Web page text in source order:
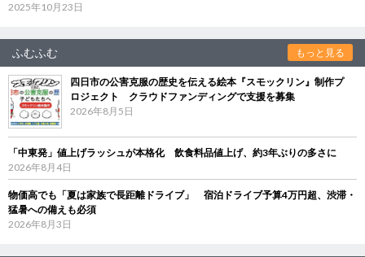
2025年10月23日
ふむふむ もっと見る
四日市の公害克服の歴史を伝える絵本『スモックリン』制作プ
ロジェクト クラウドファンディングで支援を募集
2026年8月5日
「中東発」値上げラッシュが本格化 飲食料品値上げ、約3年ぶりの多さに
2026年8月4日
物価高でも「夏は家族で長距離ドライブ」 宿泊ドライブ予算4万円超、渋滞・
猛暑への備えも必須
2026年8月3日